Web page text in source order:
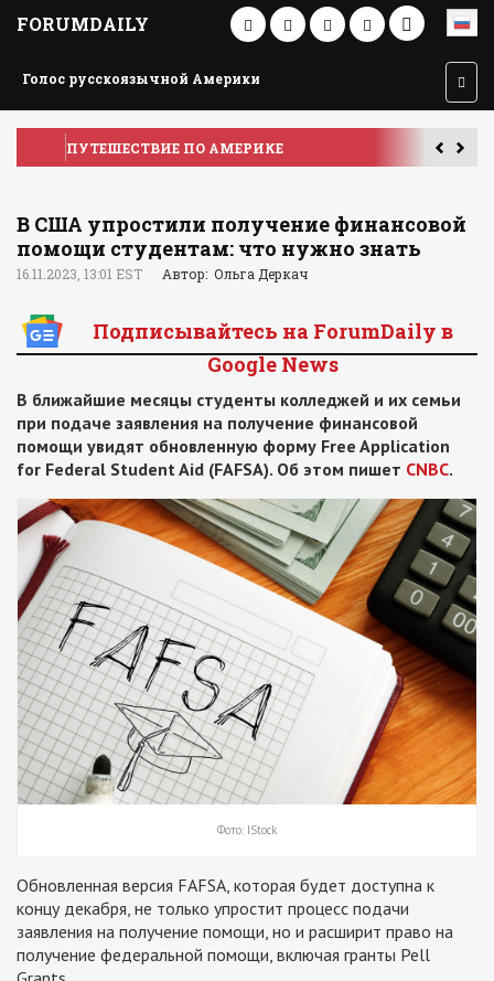
FORUMDAILY
Голос русскоязычной Америки
ПУТЕШЕСТВИЕ ПО АМЕРИКЕ
В США упростили получение финансовой
помощи студентам: что нужно знать
16.11.2023, 13:01 EST Автор: Ольга Деркач
Подписывайтесь на ForumDaily в
Google News
В ближайшие месяцы студенты колледжей и их семьи
при подаче заявления на получение финансовой
помощи увидят обновленную форму Free Application
for Federal Student Aid (FAFSA). Об этом пишет CNBC.
Фото: IStock
Обновленная версия FAFSA, которая будет доступна к
концу декабря, не только упростит процесс подачи
заявления на получение помощи, но и расширит право на
получение федеральной помощи, включая гранты Pell